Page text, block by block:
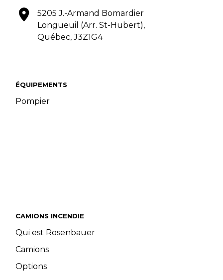
ÉQUIPEMENTS
Pompier
CAMIONS INCENDIE
Qui est Rosenbauer
Camions
Options
5205 J.-Armand Bomardier
Longueuil (Arr. St-Hubert),
Québec, J3Z1G4